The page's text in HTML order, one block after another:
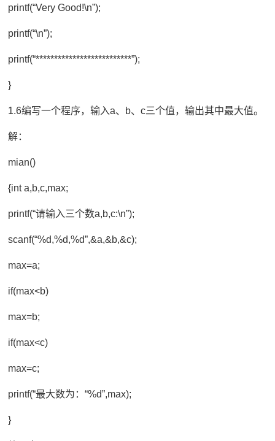
printf(“Very Good!\n”);
printf(“\n”);
printf(“**************************”);
}
1.6编写一个程序，输入a、b、c三个值，输出其中最大值。
解：
mian()
{int a,b,c,max;
printf(“请输入三个数a,b,c:\n”);
scanf(“%d,%d,%d”,&a,&b,&c);
max=a;
if(max<b)
max=b;
if(max<c)
max=c;
printf(“最大数为：“%d”,max);
}